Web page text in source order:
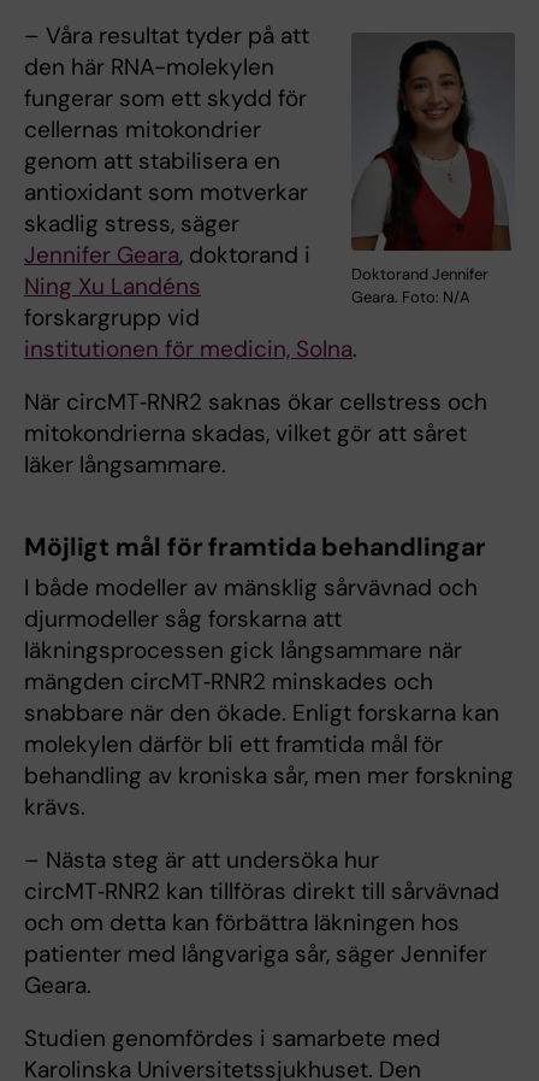
Doktorand Jennifer
Geara. Foto: N/A
– Våra resultat tyder på att
den här RNA-molekylen
fungerar som ett skydd för
cellernas mitokondrier
genom att stabilisera en
antioxidant som motverkar
skadlig stress, säger
Jennifer Geara, doktorand i
Ning Xu Landéns
forskargrupp vid
institutionen för medicin, Solna.
När circMT‑RNR2 saknas ökar cellstress och
mitokondrierna skadas, vilket gör att såret
läker långsammare.
Möjligt mål för framtida behandlingar
I både modeller av mänsklig sårvävnad och
djurmodeller såg forskarna att
läkningsprocessen gick långsammare när
mängden circMT‑RNR2 minskades och
snabbare när den ökade. Enligt forskarna kan
molekylen därför bli ett framtida mål för
behandling av kroniska sår, men mer forskning
krävs.
– Nästa steg är att undersöka hur
circMT‑RNR2 kan tillföras direkt till sårvävnad
och om detta kan förbättra läkningen hos
patienter med långvariga sår, säger Jennifer
Geara.
Studien genomfördes i samarbete med
Karolinska Universitetssjukhuset. Den